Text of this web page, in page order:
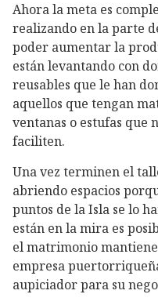
Ahora la meta es
realizando en la parte
poder aumentar la
están levantando con
reusables que le han
aquellos que tengan
ventanas o estufas que
faciliten.
Una vez terminen el
abriendo espacios
puntos de la Isla se lo
están en la mira es
el matrimonio
empresa
aupiciador para su